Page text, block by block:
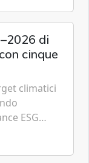
di
cinque
climatici
ESG
governance